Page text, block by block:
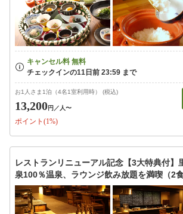
お1人さま1泊（4名1室利用時） (税込)
13,200円 ／人〜
ポイント(1%)
レストランリニューアル記念【3大特典付】
泉100％温泉、ラウンジ飲み放題を満喫（2食